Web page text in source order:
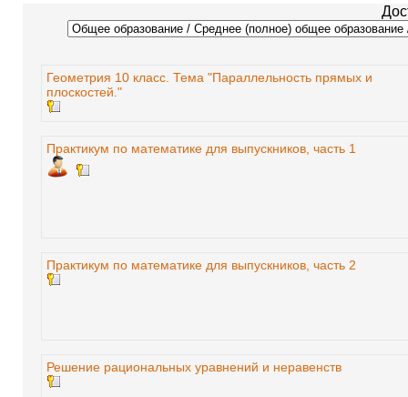
Геометрия 10 класс. Тема "Параллельность прямых и
плоскостей."
Практикум по математике для выпускников, часть 1
Практикум по математике для выпускников, часть 2
Решение рациональных уравнений и неравенств